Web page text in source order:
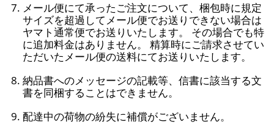
メール便にて承ったご注文について、梱包時に規定
サイズを超過してメール便でお送りできない場合は
ヤマト通常便でお送りいたします。 その場合でも特
に追加料金はありません。 精算時にご請求させてい
ただいたメール便の送料にてお送りいたします。
納品書へのメッセージの記載等、信書に該当する文
書を同梱することはできません。
配達中の荷物の紛失に補償がございません。